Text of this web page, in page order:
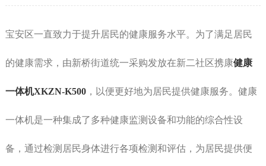
宝安区一直致力于提升居民的健康服务水平。为了满足居民
的健康需求，由新桥街道统一采购发放在新二社区携康健康
一体机XKZN-K500，以便更好地为居民提供健康服务。健康
一体机是一种集成了多种健康监测设备和功能的综合性设
备，通过检测居民身体进行各项检测和评估，为居民提供便